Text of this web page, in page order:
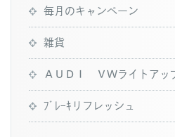
毎月のキャンペーン
雑貨
ＡＵＤＩ ＶＷライトアッ
ﾌﾞﾚｰｷリフレッシュ